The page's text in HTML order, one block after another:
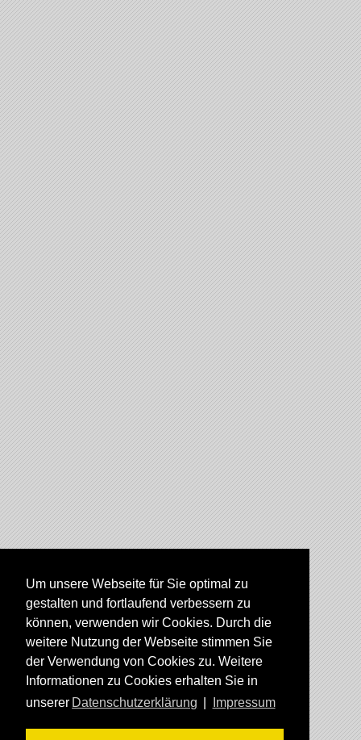
Um unsere Webseite für Sie optimal zu
gestalten und fortlaufend verbessern zu
können, verwenden wir Cookies. Durch die
weitere Nutzung der Webseite stimmen Sie
der Verwendung von Cookies zu. Weitere
Informationen zu Cookies erhalten Sie in
unserer Datenschutzerklärung Impressum